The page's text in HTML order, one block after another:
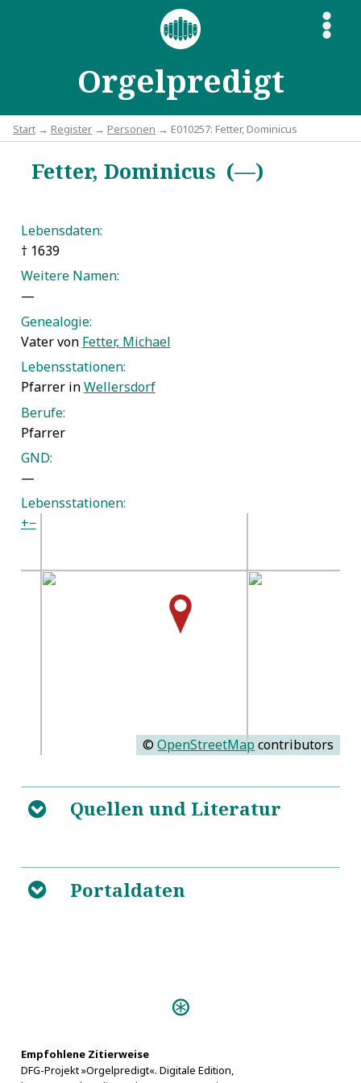
Orgelpredigt
S
Start → Register → Personen → E010257: Fetter, Dominicus
Fetter, Dominicus (—)
Lebensdaten:
† 1639
Weitere Namen:
—
Genealogie:
Vater von Fetter, Michael
Lebensstationen:
Pfarrer inWellersdorf
Berufe:
Pfarrer
GND:
—
Lebensstationen:
+−
©OpenStreetMap contributors
B Quellen und Literatur
ungeänderten Augsb. Confeßion zugethane
Priesterschaft in dem Marggrafthum Oberlausitz
B Portaldaten
Empfohlene Zitierweise
DFG-Projekt »Orgelpredigt«. Digitale Edition,